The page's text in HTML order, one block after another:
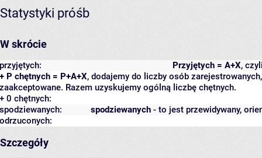
Statystyki próśb
W skrócie
Przyjętych = A+X,
przyjętych:
+ P chętnych = P+A+X, dodajemy do liczby osób
zaakceptowane. Razem uzyskujemy ogólną liczbę chętnych.
+ 0 chętnych:
spodziewanych - to jest przewidywany,
spodziewanych:
odrzuconych:
Szczegóły